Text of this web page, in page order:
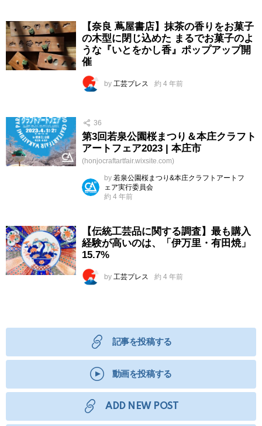
【奈良 蔦屋書店】抹茶の香りをお菓子
の木型に閉じ込めた まるでお菓子のよ
うな『いとをかし香』ポップアップ開
催
by 工芸プレス 約 4 年前
36
第3回若泉公園桜まつり＆本庄クラフト
アートフェア2023 | 本庄市
(honjocraftartfair.wixsite.com)
by 若泉公園桜まつり&本庄クラフトアートフ
ェア実行委員会
約 4 年前
【伝統工芸品に関する調査】最も購入
経験が高いのは、「伊万里・有田焼」
15.7%
by 工芸プレス 約 4 年前
記事を投稿する
動画を投稿する
ADD NEW POST